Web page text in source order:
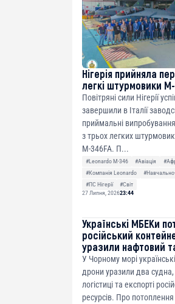
Нігерія прийняла
легкі штурмовики
Повітряні сили Нігерії
завершили в Італії
приймальні випробування
з трьох легких
M-346FA. П...
#Leonardo M-346 #Авіація
#Компанія Leonardo
#ПС Нігерії
#Світ
27 Липня, 202623:44
Українські МБЕКи
російський
уразили нафтовий
У Чорному морі
дрони уразили два судна,
логістиці та експорті
ресурсів. Про потоплення